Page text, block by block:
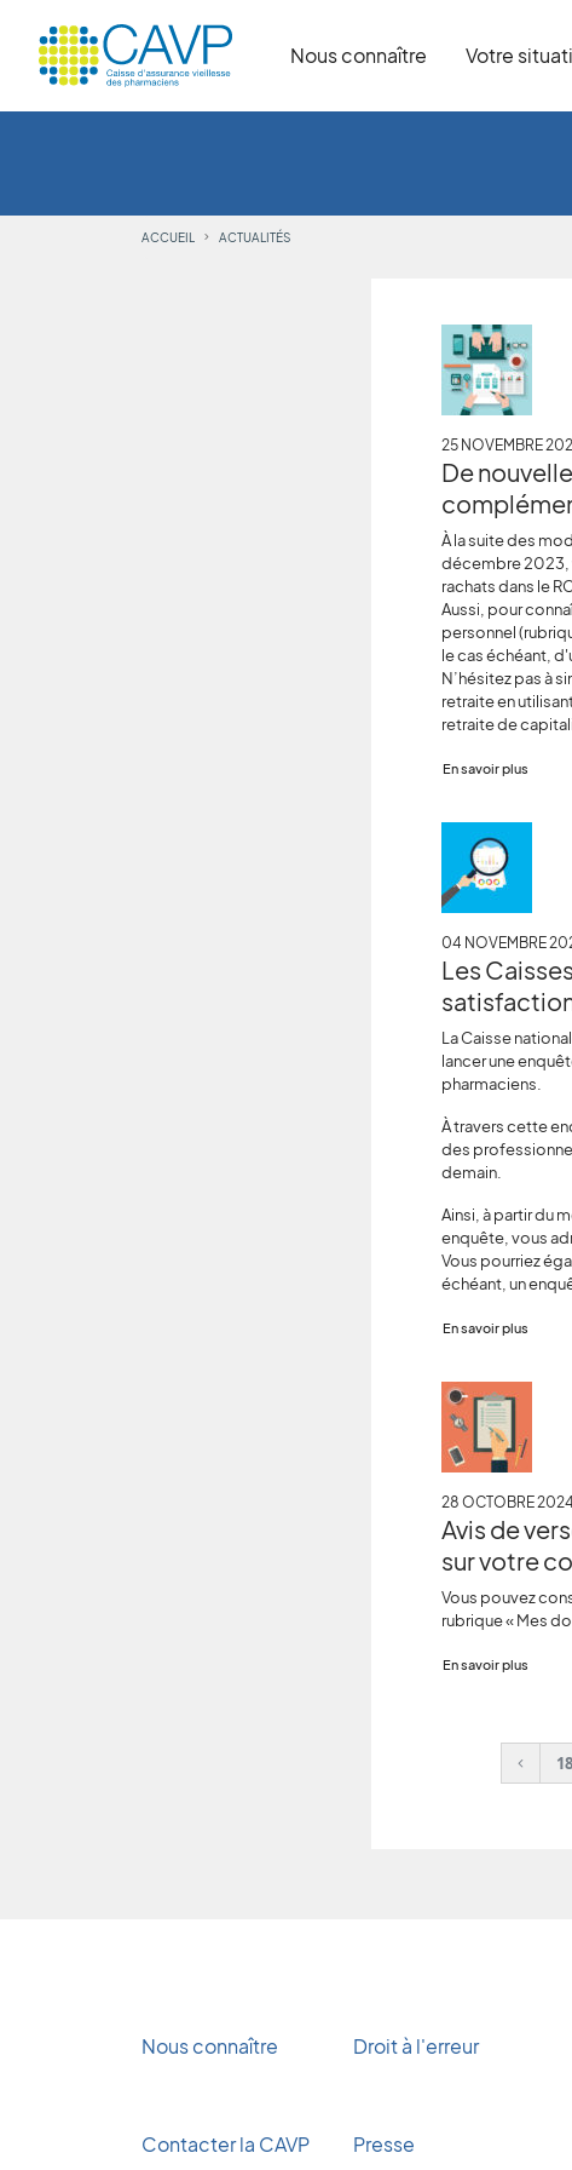
Nous connaître Votre
ACCUEIL ACTUALITÉS
25 NOVEMBRE
De
À la suite des
décembre 2023,
rachats dans le
Aussi, pour
personnel
le cas échéant,
N’hésitez pas à
retraite en
retraite de
En savoir plus
04 NOVEMBRE
Les
La Caisse
lancer une
pharmaciens.
À travers cette
des
demain.
Ainsi, à partir du
enquête, vous
Vous pourriez
échéant, un
En savoir plus
28 OCTOBRE 2024
Avis de
sur votre
Vous pouvez
rubrique « Mes
En savoir plus
18
Nous connaître Droit à l'erreur
Contacter la CAVP Presse